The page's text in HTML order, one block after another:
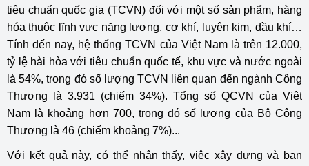
tiêu chuẩn quốc gia (TCVN) đối với một số sản phẩm, hàng
hóa thuộc lĩnh vực năng lượng, cơ khí, luyện kim, dầu khí…
Tính đến nay, hệ thống TCVN của Việt Nam là trên 12.000,
tỷ lệ hài hòa với tiêu chuẩn quốc tế, khu vực và nước ngoài
là 54%, trong đó số lượng TCVN liên quan đến ngành Công
Thương là 3.931 (chiếm 34%). Tổng số QCVN của Việt
Nam là khoảng hơn 700, trong đó số lượng của Bộ Công
Thương là 46 (chiếm khoảng 7%)...
Với kết quả này, có thể nhận thấy, việc xây dựng và ban